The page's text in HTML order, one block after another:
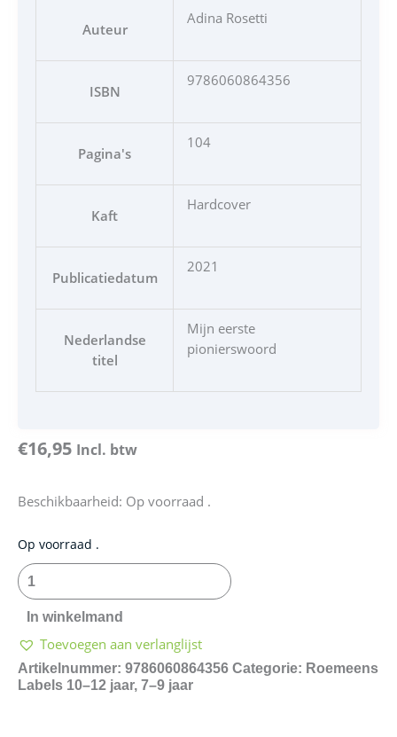
Auteur
Adina Rosetti
ISBN
9786060864356
Pagina's
104
Kaft
Hardcover
Publicatiedatum
2021
Nederlandse
titel
Mijn eerste
pionierswoord
€16,95 Incl. btw
Beschikbaarheid: Op voorraad .
Op voorraad .
Intâiul
meu
cuvânt
de
pionier
aantal
In winkelmand
Toevoegen aan verlanglijst
Artikelnummer: 9786060864356 Categorie: Roemeens
Labels 10–12 jaar, 7–9 jaar